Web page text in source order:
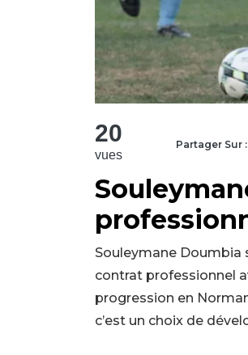
20
vues
Partager Sur :
Souleymane Doumbia
contrat professionnel
progression en
c’est un choix de